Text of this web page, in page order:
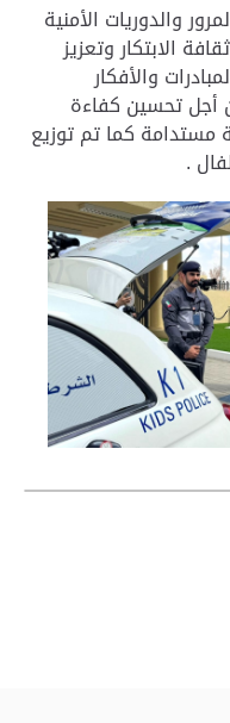
والدوريات الأمنية
الابتكار وتعزيز
والأفكار
أجل تحسين كفاءة
مستدامة كما تم توزيع
.